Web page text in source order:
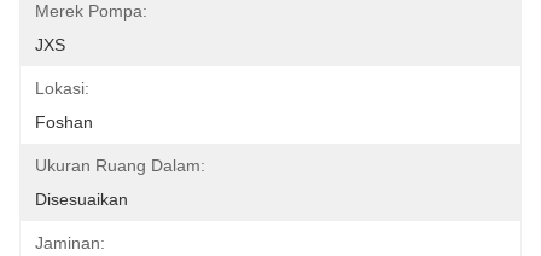
Merek Pompa:
JXS
Lokasi:
Foshan
Ukuran Ruang Dalam:
Disesuaikan
Jaminan: